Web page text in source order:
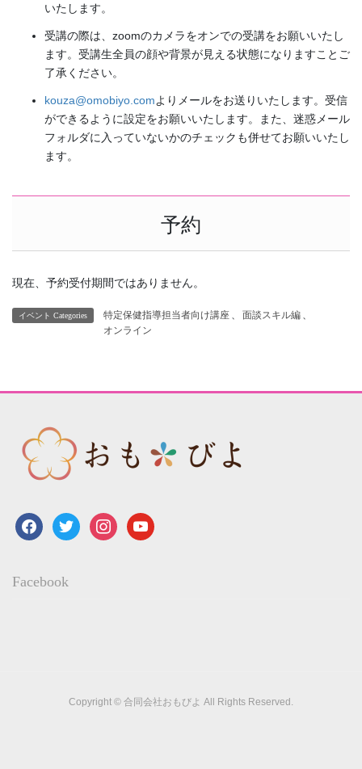
いたします。
受講の際は、zoomのカメラをオンでの受講をお願いいたし
ます。受講生全員の顔や背景が見える状態になりますことご
了承ください。
kouza@omobiyo.comよりメールをお送りいたします。受信
ができるように設定をお願いいたします。また、迷惑メール
フォルダに入っていないかのチェックも併せてお願いいたし
ます。
予約
現在、予約受付期間ではありません。
イベント Categories 特定保健指導担当者向け講座 、 面談スキル編 、
オンライン
facebooktwitter instagramyoutube
Facebook
Copyright © 合同会社おもびよ All Rights Reserved.